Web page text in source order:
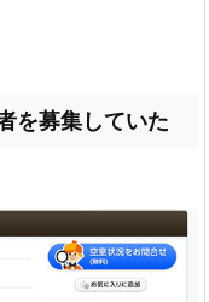
を募集していた